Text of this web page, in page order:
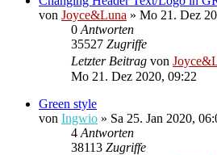
von Joyce&Luna » Mo 21. Dez
0 Antworten
35527 Zugriffe
Letzter Beitrag von
Mo 21. Dez 2020, 09:22
Green style
von Ingwio » Sa 25. Jan 2020,
4 Antworten
38113 Zugriffe